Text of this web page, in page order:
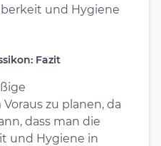
und Hygiene
Fazit
zu planen, da
dass man die
und Hygiene in